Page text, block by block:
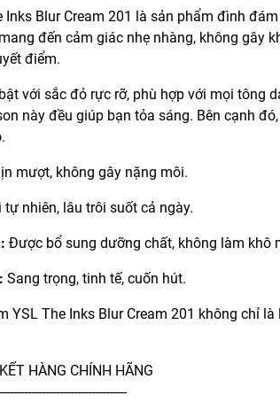
Inks Blur Cream 201 là sản phẩm đình
đến cảm giác nhẹ nhàng, không gây
điểm.
với sắc đỏ rực rỡ, phù hợp với mọi tông
này đều giúp bạn tỏa sáng. Bên cạnh
mượt, không gây nặng môi.
tự nhiên, lâu trôi suốt cả ngày.
Được bổ sung dưỡng chất, không làm khô
Sang trọng, tinh tế, cuốn hút.
YSL The Inks Blur Cream 201 không chỉ
HÀNG CHÍNH HÃNG